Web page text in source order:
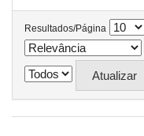
Resultados/Página